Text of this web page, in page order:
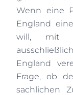
Wenn eine
England
will, mit
England
Frage, ob
sachlichen